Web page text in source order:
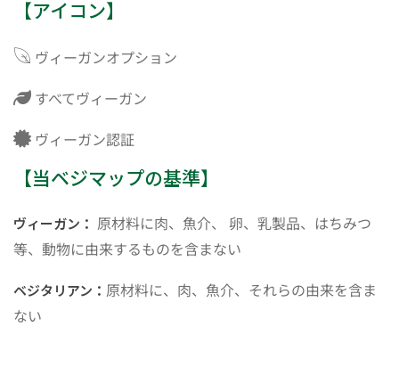
【アイコン】
ヴィーガンオプション
すべてヴィーガン
ヴィーガン認証
【当ベジマップの基準】
ヴィーガン： 原材料に肉、魚介、 卵、乳製品、はちみつ
等、動物に由来するものを含まない
ベジタリアン： 原材料に、肉、魚介、それらの由来を含ま
ない